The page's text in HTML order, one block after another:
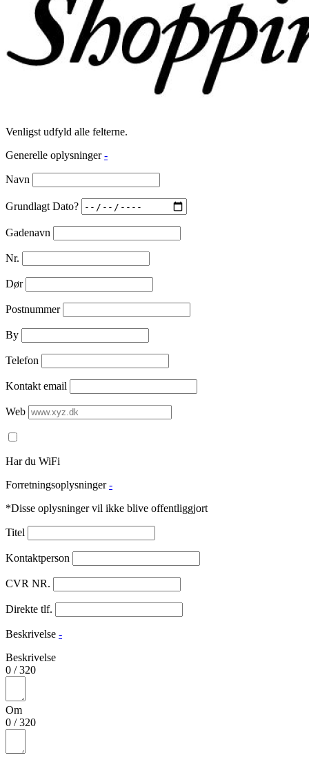
Venligst udfyld alle felterne.
Generelle oplysninger -
Navn
Grundlagt Dato?
Gadenavn
Nr.
Dør
Postnummer
By
Telefon
Kontakt email
Web
Har du WiFi
Forretningsoplysninger -
*Disse oplysninger vil ikke blive offentliggjort
Titel
Kontaktperson
CVR NR.
Direkte tlf.
Beskrivelse -
Beskrivelse
0 /320
Om
0 /320